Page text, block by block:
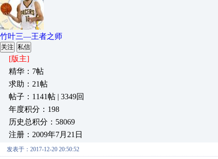
竹叶三—王者之师
关注 私信
[版主]
精华：7帖
求助：21帖
帖子：1141帖 | 3349回
年度积分：198
历史总积分：58069
注册：2009年7月21日
发表于：2017-12-20 20:50:52